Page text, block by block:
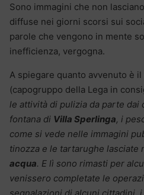
Sono immagini che non
diffuse nei giorni scorsi sui
parole che vengono in mente
inefficienza, vergogna.
A spiegare quanto avvenuto è
(capogruppo della Lega in
le attività di pulizia da parte
fontana di Villa Sperlinga, i
come si vede nelle immagini
tinozza e le tartarughe lasciate
acqua. E lì sono rimasti per
venissero completate le